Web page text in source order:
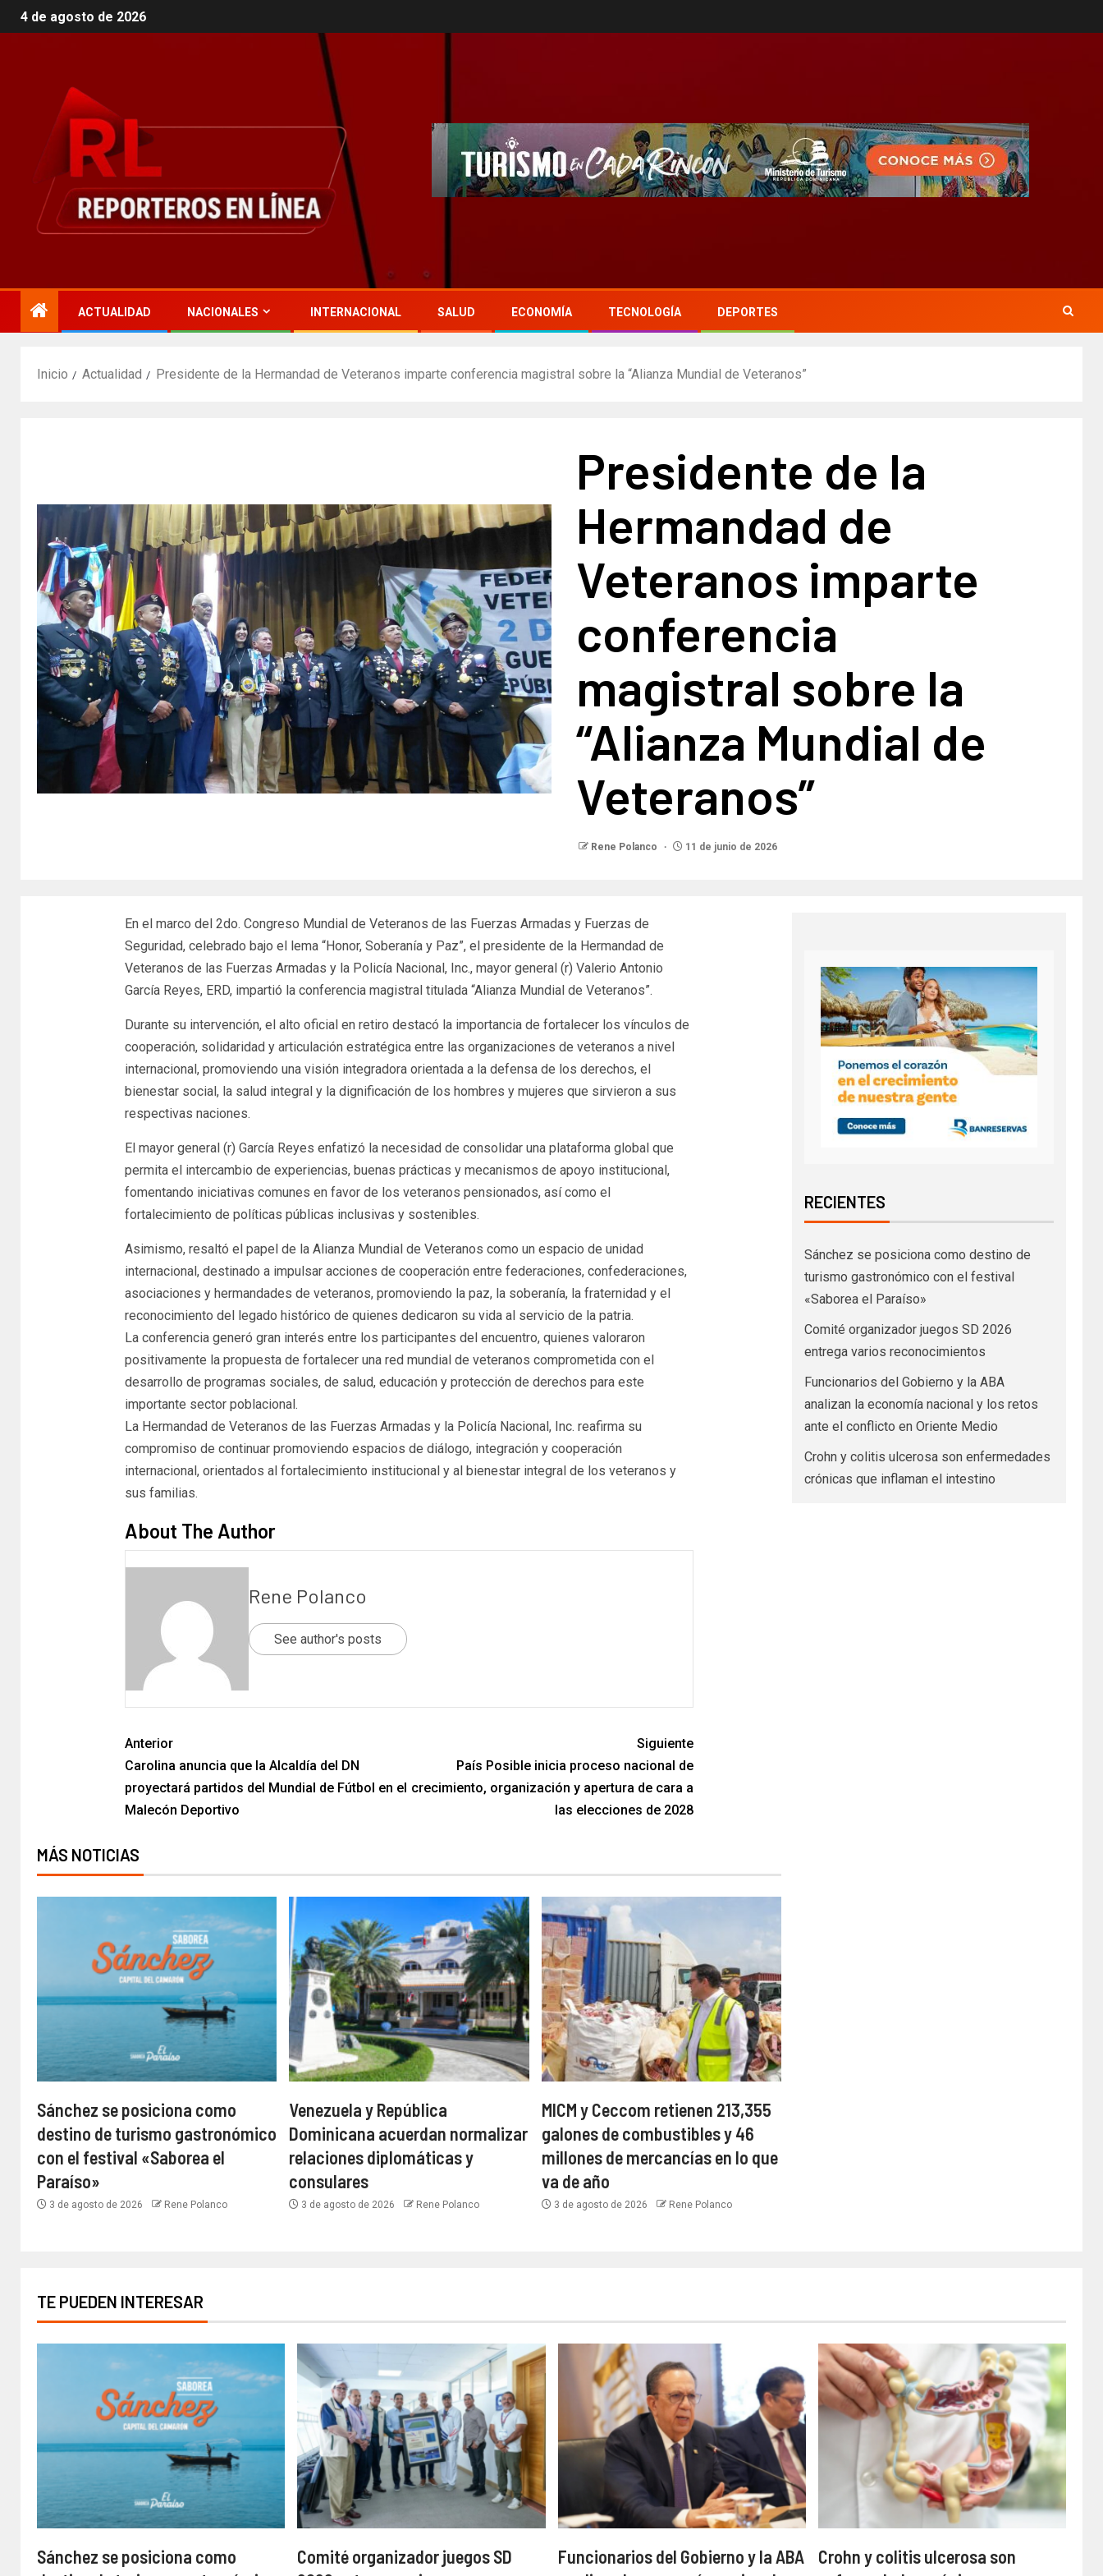
4 de agosto de 2026
ACTUALIDAD NACIONALES INTERNACIONAL SALUD ECONOMÍA TECNOLOGÍA DEPORTES
Inicio Actualidad Presidente de la Hermandad de Veteranos imparte conferencia magistral sobre la “Alianza Mundial de Veteranos”
Presidente de la
Hermandad de
Veteranos imparte
conferencia
magistral sobre la
“Alianza Mundial de
Veteranos”
Rene Polanco 11 de junio de 2026
En el marco del 2do. Congreso Mundial de Veteranos de las Fuerzas Armadas y Fuerzas de
Seguridad, celebrado bajo el lema “Honor, Soberanía y Paz”, el presidente de la Hermandad de
Veteranos de las Fuerzas Armadas y la Policía Nacional, Inc., mayor general (r) Valerio Antonio
García Reyes, ERD, impartió la conferencia magistral titulada “Alianza Mundial de Veteranos”.
Durante su intervención, el alto oficial en retiro destacó la importancia de fortalecer los vínculos de
cooperación, solidaridad y articulación estratégica entre las organizaciones de veteranos a nivel
internacional, promoviendo una visión integradora orientada a la defensa de los derechos, el
bienestar social, la salud integral y la dignificación de los hombres y mujeres que sirvieron a sus
respectivas naciones.
El mayor general (r) García Reyes enfatizó la necesidad de consolidar una plataforma global que
permita el intercambio de experiencias, buenas prácticas y mecanismos de apoyo institucional,
fomentando iniciativas comunes en favor de los veteranos pensionados, así como el
fortalecimiento de políticas públicas inclusivas y sostenibles.
Asimismo, resaltó el papel de la Alianza Mundial de Veteranos como un espacio de unidad
internacional, destinado a impulsar acciones de cooperación entre federaciones, confederaciones,
asociaciones y hermandades de veteranos, promoviendo la paz, la soberanía, la fraternidad y el
reconocimiento del legado histórico de quienes dedicaron su vida al servicio de la patria.
La conferencia generó gran interés entre los participantes del encuentro, quienes valoraron
positivamente la propuesta de fortalecer una red mundial de veteranos comprometida con el
desarrollo de programas sociales, de salud, educación y protección de derechos para este
importante sector poblacional.
La Hermandad de Veteranos de las Fuerzas Armadas y la Policía Nacional, Inc. reafirma su
compromiso de continuar promoviendo espacios de diálogo, integración y cooperación
internacional, orientados al fortalecimiento institucional y al bienestar integral de los veteranos y
sus familias.
About The Author
Rene Polanco
See author's posts
Anterior
Carolina anuncia que la Alcaldía del DN
proyectará partidos del Mundial de Fútbol en el
Malecón Deportivo
Siguiente
País Posible inicia proceso nacional de
crecimiento, organización y apertura de cara a
las elecciones de 2028
MÁS NOTICIAS
Sánchez se posiciona como
destino de turismo gastronómico
con el festival «Saborea el
Paraíso»
3 de agosto de 2026 Rene Polanco
Venezuela y República
Dominicana acuerdan normalizar
relaciones diplomáticas y
consulares
3 de agosto de 2026 Rene Polanco
MICM y Ceccom retienen 213,355
galones de combustibles y 46
millones de mercancías en lo que
va de año
3 de agosto de 2026 Rene Polanco
RECIENTES
Sánchez se posiciona como destino de
turismo gastronómico con el festival
«Saborea el Paraíso»
Comité organizador juegos SD 2026
entrega varios reconocimientos
Funcionarios del Gobierno y la ABA
analizan la economía nacional y los retos
ante el conflicto en Oriente Medio
Crohn y colitis ulcerosa son enfermedades
crónicas que inflaman el intestino
TE PUEDEN INTERESAR
Sánchez se posiciona como
Comité organizador juegos SD
Funcionarios del Gobierno y la ABA
Crohn y colitis ulcerosa son